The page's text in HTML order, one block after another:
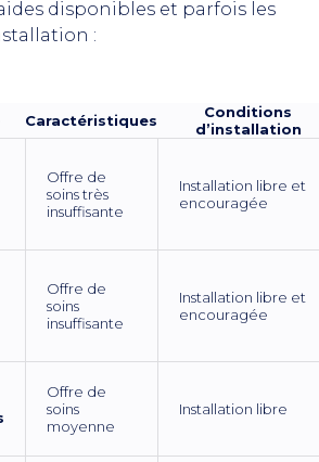
disponibles et parfois les
:
Caractéristiques
Conditions
d’installation
Offre de
soins très
insuffisante
Installation libre et
encouragée
Offre de
soins
insuffisante
Installation libre et
encouragée
Offre de
soins
moyenne
Installation libre